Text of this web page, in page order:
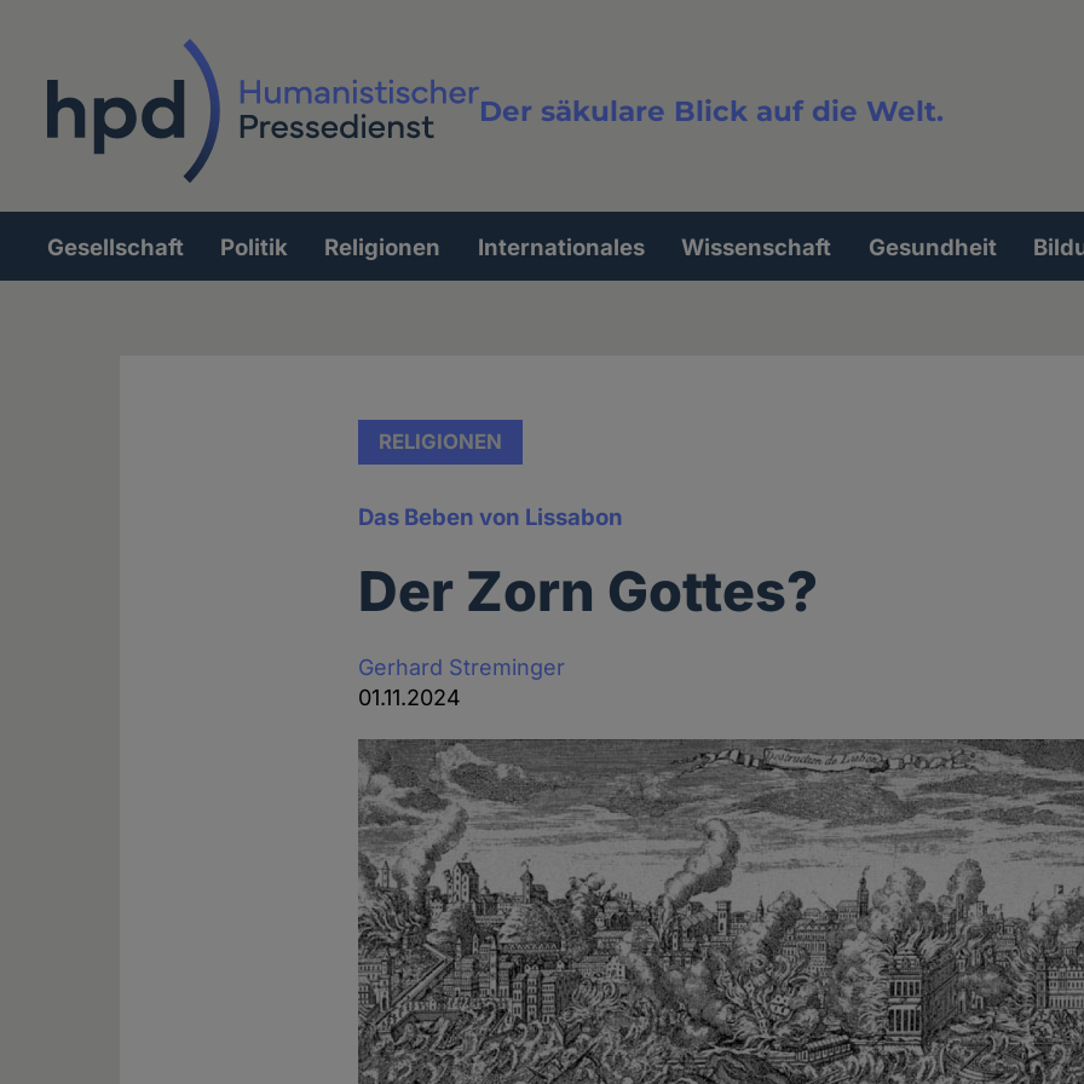
Der säkulare Blick auf die Welt.
Volltextsuche
Hauptnavigation
Gesellschaft Politik Religionen Internationales Wissenschaft Gesundheit
RELIGIONEN
Das Beben von Lissabon
Der Zorn Gottes?
Gerhard Streminger
01.11.2024